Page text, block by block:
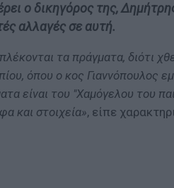
ο δικηγόρος της,
αλλαγές σε αυτή.
τα πράγματα, διότι
όπου ο κος Γιαννόπουλος
είναι του "Χαμόγελου του
και στοιχεία», είπε